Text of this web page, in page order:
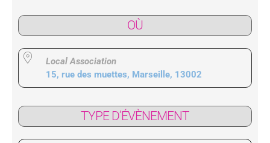
OÙ
Local Association
15, rue des muettes, Marseille, 13002
TYPE D’ÉVÈNEMENT